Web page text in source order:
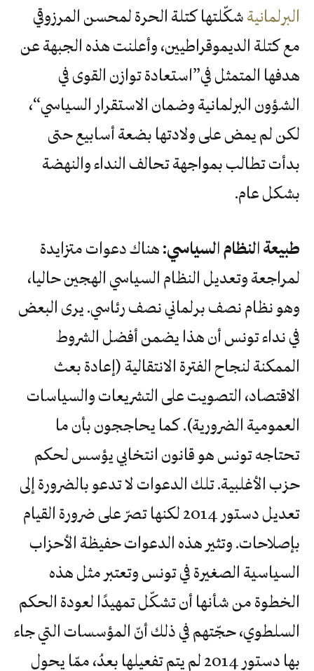
البرلمانية شكّلتها كتلة الحرة لمحسن المرزوقي
مع كتلة الديموقراطيين، وأعلنت هذه الجبهة عن
هدفها المتمثل في”استعادة توازن القوى في
الشؤون البرلمانية وضمان الاستقرار السياسي“،
لكن لم يمض على ولادتها بضعة أسابيع حتى
بدأت تطالب بمواجهة تحالف النداء والنهضة
بشكل عام.
طبيعة النظام السياسي: هناك دعوات متزايدة
لمراجعة وتعديل النظام السياسي الهجين حاليا،
وهو نظام نصف برلماني نصف رئاسي. يرى البعض
في نداء تونس أن هذا يضمن أفضل الشروط
الممكنة لنجاح الفترة الانتقالية (إعادة بعث
الاقتصاد، التصويت على التشريعات والسياسات
العمومية الضرورية). كما يحاججون بأن ما
تحتاجه تونس هو قانون انتخابي يؤسس لحكم
حزب الأغلبية. تلك الدعوات لا تدعو بالضرورة إلى
تعديل دستور 2014 لكنها تصرّ على ضرورة القيام
بإصلاحات. وتثير هذه الدعوات حفيظة الأحزاب
السياسية الصغيرة في تونس وتعتبر مثل هذه
الخطوة من شأنها أن تشكّل تمهيدًا لعودة الحكم
السلطوي، حجّتهم في ذلك أنّ المؤسسات التي جاء
بها دستور 2014 لم يتم تفعيلها بعدُ، ممّا يحول